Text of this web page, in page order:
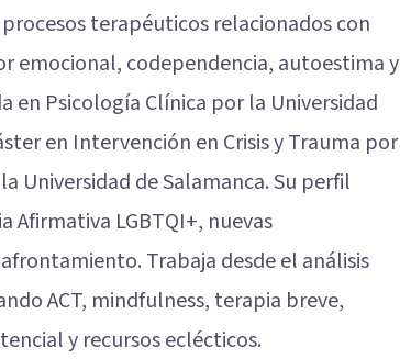
terapéuticos relacionados con
emocional, codependencia, autoestima y
en Psicología Clínica por la Universidad
en Intervención en Crisis y Trauma por
Universidad de Salamanca. Su perfil
Afirmativa LGBTQI+, nuevas
Trabaja desde el análisis
ACT, mindfulness, terapia breve,
y recursos eclécticos.